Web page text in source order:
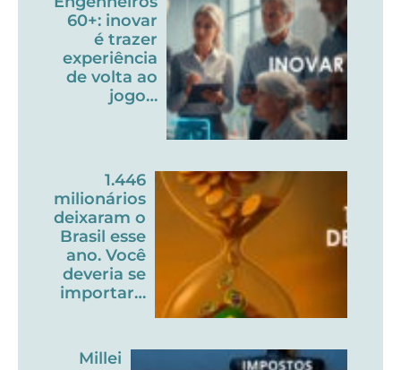
60+: inovar
é trazer
experiência
de volta ao
jogo…
1.446
milionários
deixaram o
Brasil esse
ano. Você
deveria se
importar…
Millei